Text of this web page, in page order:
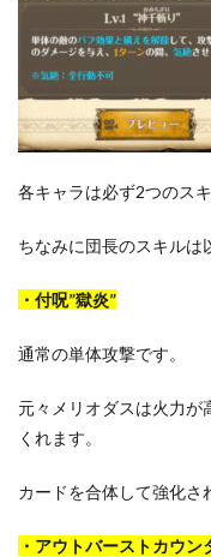
各キャラは必ず2つのス
ちなみに団長のスキルは
・付呪”獄炎”
通常の単体攻撃です。
元々メリオダスは火力が
くれます。
カードを合体して強化さ
・アウトバーストカウン